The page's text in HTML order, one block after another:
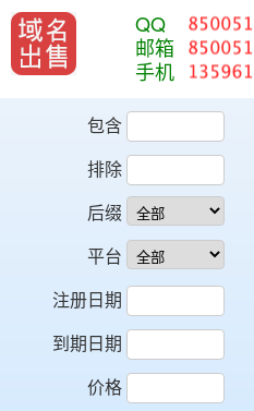
QQ
邮箱
手机
包含
排除
后缀
平台
注册日期
到期日期
价格